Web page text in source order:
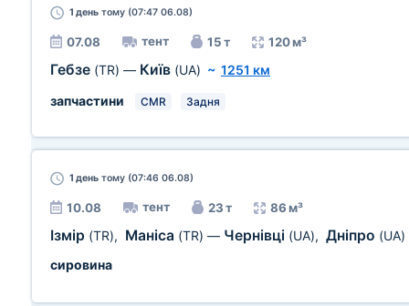
1 день тому (07:47 06.08)
07.08 тент 15 т 120 м³
Гебзе (TR) — Київ (UA) ~ 1251 км
запчастини
CMR Задня
1 день тому (07:46 06.08)
10.08 тент 23 т 86 м³
Ізмір (TR), Маніса (TR) — Чернівці (UA), Дніпро (UA)
сировина